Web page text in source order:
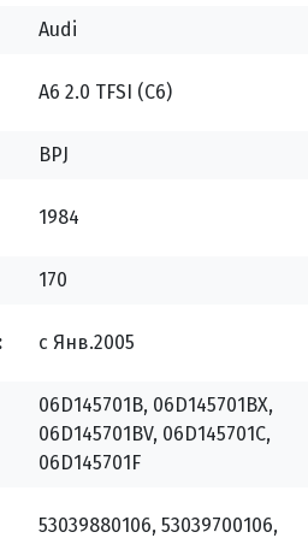
Audi
A6 2.0 TFSI (C6)
BPJ
1984
170
с Янв.2005
06D145701B, 06D145701BX,
06D145701BV, 06D145701C,
06D145701F
53039880106, 53039700106,